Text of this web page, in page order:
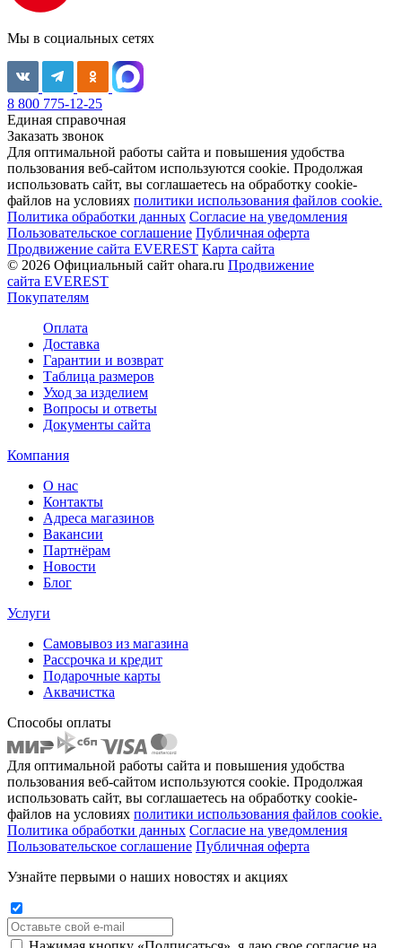
Мы в социальных сетях
8 800 775-12-25
Единая справочная
Заказать звонок
Для оптимальной работы сайта и повышения удобства
пользования веб-сайтом используются cookie. Продолжая
использовать сайт, вы соглашаетесь на обработку cookie-
файлов на условиях политики использования файлов cookie.
Политика обработки данных Согласие на уведомления
Пользовательское соглашение Публичная оферта
Продвижение сайта EVEREST Карта сайта
© 2026 Официальный сайт ohara.ru Продвижение
сайта EVEREST
Покупателям
Оплата
Доставка
Гарантии и возврат
Таблица размеров
Уход за изделием
Вопросы и ответы
Документы сайта
Компания
О нас
Контакты
Адреса магазинов
Вакансии
Партнёрам
Новости
Блог
Услуги
Самовывоз из магазина
Рассрочка и кредит
Подарочные карты
Аквачистка
Способы оплаты
Для оптимальной работы сайта и повышения удобства
пользования веб-сайтом используются cookie. Продолжая
использовать сайт, вы соглашаетесь на обработку cookie-
файлов на условиях политики использования файлов cookie.
Политика обработки данных Согласие на уведомления
Пользовательское соглашение Публичная оферта
Узнайте первыми о наших новостях и акциях